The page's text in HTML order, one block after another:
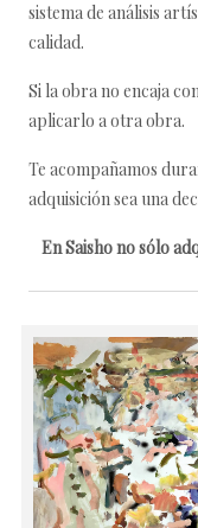
sistema de análisis
calidad.
Si la obra no encaja
aplicarlo a otra obra.
Te acompañamos
adquisición sea una
En Saisho no sólo